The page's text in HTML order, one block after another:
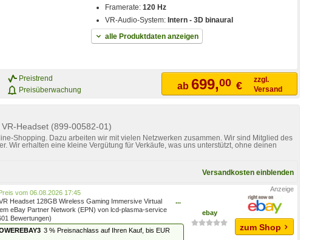
Framerate:120 Hz
VR-Audio-System: Intern - 3D binaural
alle Produktdaten anzeigen
Preistrend
Preisüberwachung
ab 699,00 €
zzgl.
Versand
Headset (899-00582-01)
Shopping. Dazu arbeiten wir mit vielen Netzwerken zusammen. Wir sind Mitglied des
Wir erhalten eine kleine Vergütung für Verkäufe, was uns unterstützt, ohne deinen
Versandkosten einblenden
vom 06.08.2026 17:45
Headset 128GB Wireless Gaming Immersive Virtual
0815820024064
...
eBay Partner Network (EPN) von lcd-plasma-service
Bewertungen)
3 % Preisnachlass auf Ihren Kauf, bis EUR
ebay
zum Shop